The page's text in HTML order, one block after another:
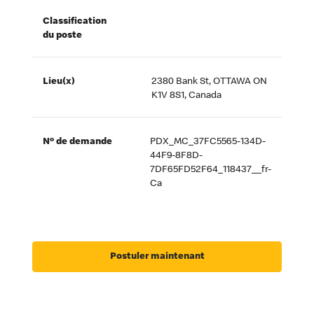
Classification
du poste
Lieu(x)
2380 Bank St, OTTAWA ON
K1V 8S1, Canada
Nº de demande
PDX_MC_37FC5565-134D-
44F9-8F8D-
7DF65FD52F64_118437__fr-
Ca
Postuler maintenant